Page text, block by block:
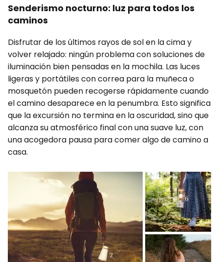
Senderismo nocturno: luz para todos los
caminos
Disfrutar de los últimos rayos de sol en la cima y
volver relajado: ningún problema con soluciones de
iluminación bien pensadas en la mochila. Las luces
ligeras y portátiles con correa para la muñeca o
mosquetón pueden recogerse rápidamente cuando
el camino desaparece en la penumbra. Esto significa
que la excursión no termina en la oscuridad, sino que
alcanza su atmosférico final con una suave luz, con
una acogedora pausa para comer algo de camino a
casa.